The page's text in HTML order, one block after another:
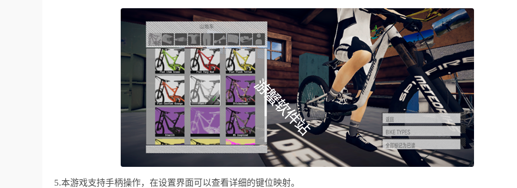
5.本游戏支持手柄操作，在设置界面可以查看详细的键位映射。